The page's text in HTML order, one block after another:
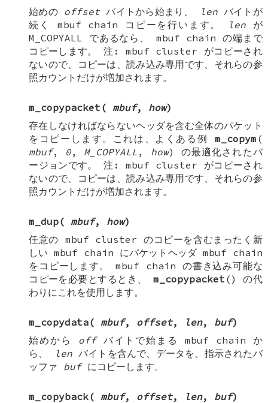
始めの offsetバイトから始まり、 lenバイトが
続く mbuf chain コピーを行います。 lenが
M_COPYALL
であるなら、 mbuf chain の端まで
コピーします。注 :mbuf cluster がコピーされ
ないので、コピーは、読み込み専用です、それらの参
照カウントだけが増加されます。
m_copypacket ( mbuf, how)
存在しなければならないヘッダを含む全体のパケット
をコピーします。これは、よくある例 m_copym (
mbuf, 0, M_COPYALL , how) の最適化されたバ
ージョンです。注 :mbuf cluster がコピーされ
ないので、コピーは、読み込み専用です、それらの参
照カウントだけが増加されます。
m_dup( mbuf, how)
任意の mbuf cluster のコピーを含むまったく新
しいmbuf chain にパケットヘッダ mbuf chain
をコピーします。mbuf chain の書き込み可能な
コピーを必要とするとき、 m_copypacket () の代
わりにこれを使用します。
m_copydata( mbuf, offset, len, buf)
始めから offバイトで始まるmbuf chain か
ら、
lenバイトを含んで、データを、指示されたバ
ッファ bufにコピーします。
m_copyback( mbuf, offset, len, buf)